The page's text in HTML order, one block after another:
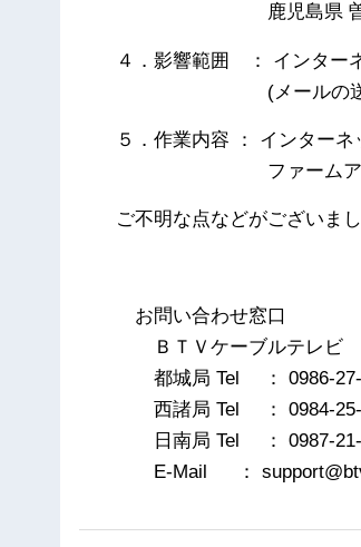
鹿児島県 曽於
４．影響範囲 ： インター
(メールの送受信、
５．作業内容 ： インター
ファームアッ
ご不明な点などがございま
お問い合わせ窓口
ＢＴＶケーブルテレビ
都城局 Tel ： 0986-27-
西諸局 Tel ： 0984-25-
日南局 Tel ： 0987-21-
E-Mail ：